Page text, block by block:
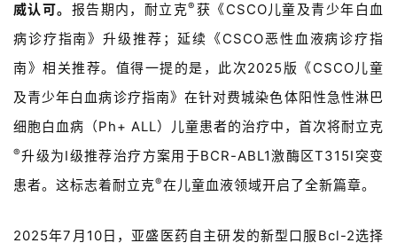
威认可。 报告期内，耐立克® 获《CSCO儿童及青少年白血
病诊疗指南》升级推荐；延续《CSCO恶性血液病诊疗指
南》相关推荐。值得一提的是，此次2025版《CSCO儿童
及青少年白血病诊疗指南》在针对费城染色体阳性急性淋巴
细胞白血病（Ph+ ALL）儿童患者的治疗中，首次将耐立克
®升级为I级推荐治疗方案用于BCR-ABL1激酶区T315I突变
患者。这标志着耐立克®在儿童血液领域开启了全新篇章。
2025年7月10日，亚盛医药自主研发的新型口服Bcl-2选择